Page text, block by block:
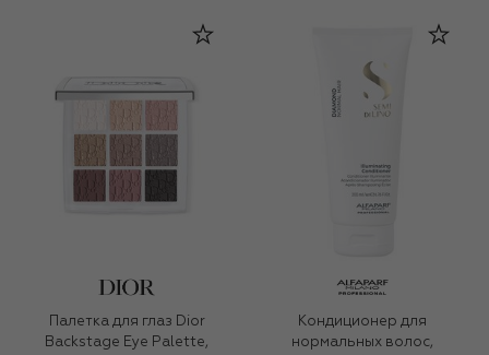
Палетка для глаз Dior
Backstage Eye Palette,
Кондиционер для
нормальных волос,